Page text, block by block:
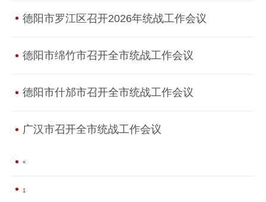
德阳市罗江区召开2026年统战工作会议
德阳市绵竹市召开全市统战工作会议
德阳市什邡市召开全市统战工作会议
广汉市召开全市统战工作会议
«
1